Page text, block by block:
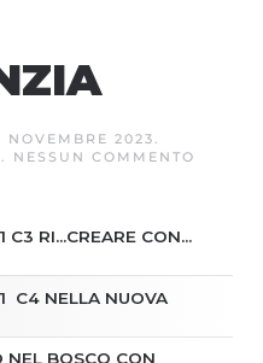
NOVEMBRE 2023.
. NESSUN COMMENTO
C3 RI…CREARE CON…
C4 NELLA NUOVA
NEL BOSCO CON